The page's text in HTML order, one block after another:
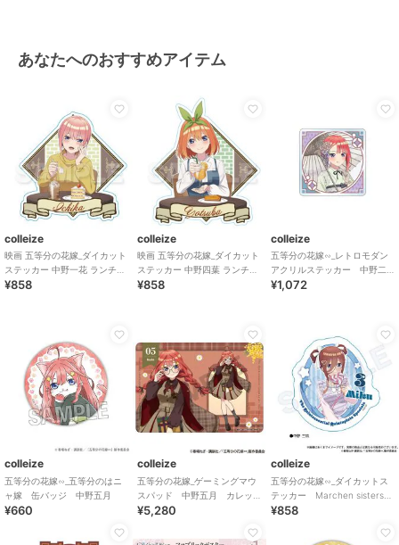
あなたへのおすすめアイテム
colleize
映画 五等分の花嫁_ダイカット
ステッカー 中野一花 ランチデ
ートVer.
¥858
colleize
映画 五等分の花嫁_ダイカット
ステッカー 中野四葉 ランチデ
ートVer.
¥858
colleize
五等分の花嫁∽_レトロモダン
アクリルステッカー 中野二
乃
¥1,072
colleize
五等分の花嫁∽_五等分のはニ
ャ嫁 缶バッジ 中野五月
¥660
colleize
五等分の花嫁_ゲーミングマウ
スパッド 中野五月 カレッ
ジスタイル
¥5,280
colleize
五等分の花嫁∽_ダイカットス
テッカー Marchen sisters
ver. 中野三玖
¥858